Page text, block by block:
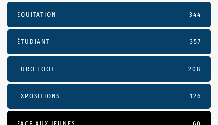
EQUITATION 344
ÉTUDIANT 357
EURO FOOT 208
EXPOSITIONS 126
FACE AUX JEUNES 60